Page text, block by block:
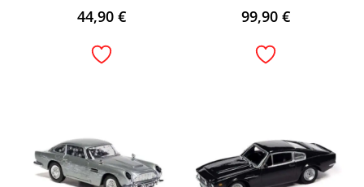
44,90€ 99,90 €